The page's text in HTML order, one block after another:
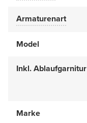
Armaturenart
Model
Inkl. Ablaufgarnitur
Marke